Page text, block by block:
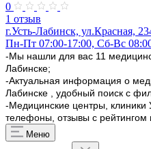
0
1 отзыв
г.Усть-Лабинск, ул.Красная,
Пн-Пт 07:00-17:00, Сб-Вс
-Мы нашли для вас 11
Лабинске;
-Актуальная информация о
Лабинске , удобный поиск с
-Медицинские центры, клиники
телефоны, отзывы с рейтингом
Меню